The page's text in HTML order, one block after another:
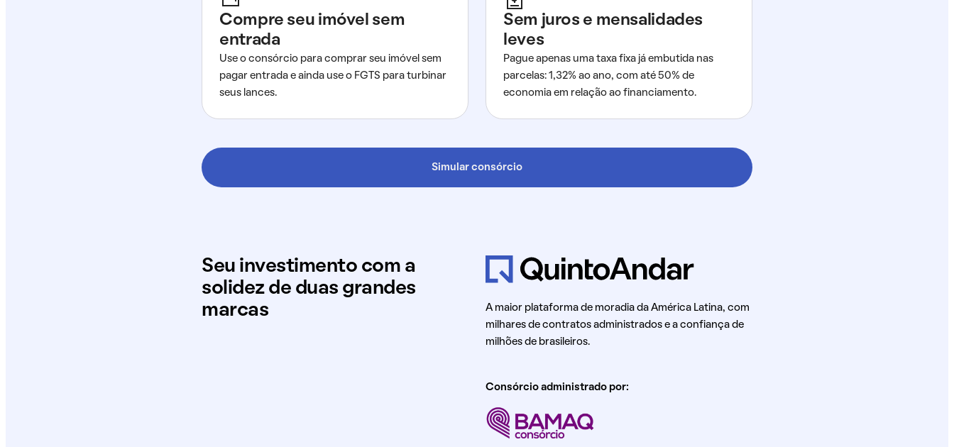
Compre seu imóvel sem
entrada
Use o consórcio para comprar seu imóvel sem
pagar entrada e ainda use o FGTS para turbinar
seus lances.
Sem juros e mensalidades
leves
Pague apenas uma taxa fixa já embutida nas
parcelas: 1,32% ao ano, com até 50% de
economia em relação ao financiamento.
Simular consórcio
Seu investimento com a
solidez de duas grandes
marcas
A maior plataforma de moradia da América Latina, com
milhares de contratos administrados e a confiança de
milhões de brasileiros.
Consórcio administrado por: